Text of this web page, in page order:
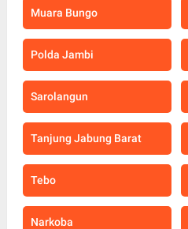
Muara Bungo
Polda Jambi
Sarolangun
Tanjung Jabung Barat
Tebo
Narkoba